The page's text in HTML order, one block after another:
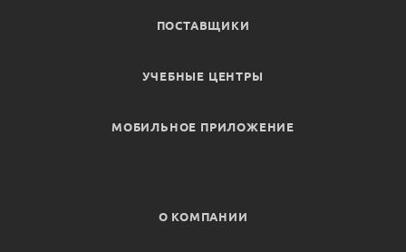
ПОСТАВЩИКИ
УЧЕБНЫЕ ЦЕНТРЫ
МОБИЛЬНОЕ ПРИЛОЖЕНИЕ
О КОМПАНИИ